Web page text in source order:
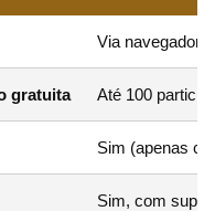
Via navegador
gratuita Até 100
Sim (apenas
Sim, com